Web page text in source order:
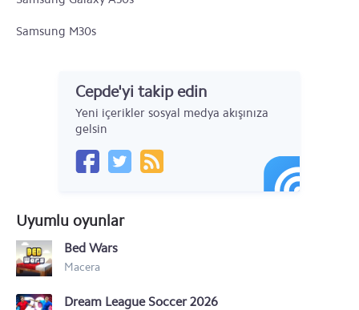
Samsung M30s
Samsung Galaxy A30s
Samsung Galaxy A10s
Samsung Galaxy Note 10
Samsung Galaxy Note 10+
Samsung Galaxy A20e
Cepde'yi takip edin
Yeni içerikler sosyal medya akışınıza
gelsin
Uyumlu oyunlar
Bed Wars
Macera
Dream League Soccer 2026